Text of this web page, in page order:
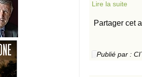
Lire la suite
Partager cet
Publié par :